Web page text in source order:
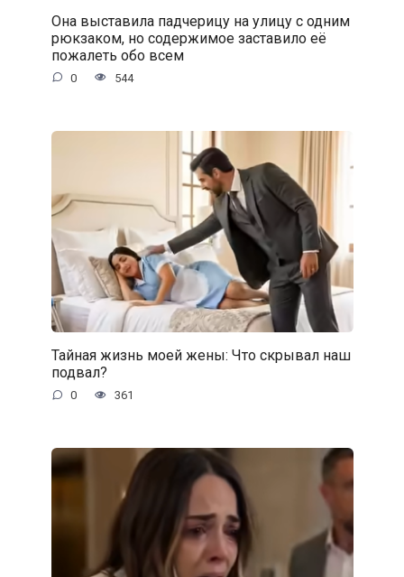
Она выставила падчерицу на улицу с одним
рюкзаком, но содержимое заставило её
пожалеть обо всем
0 544
Тайная жизнь моей жены: Что скрывал наш
подвал?
0 361